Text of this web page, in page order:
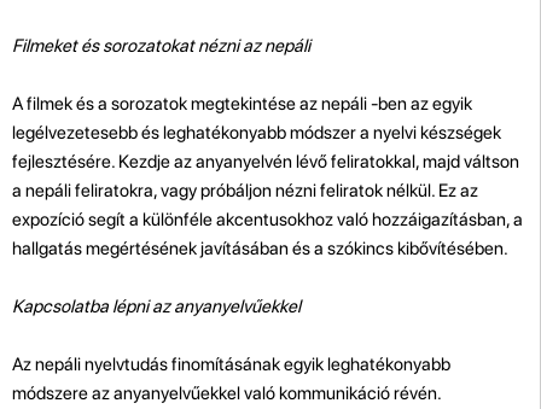
Filmeket és sorozatokat nézni az nepáli
A filmek és a sorozatok megtekintése az nepáli -ben az egyik
legélvezetesebb és leghatékonyabb módszer a nyelvi készségek
fejlesztésére. Kezdje az anyanyelvén lévő feliratokkal, majd váltson
a nepáli feliratokra, vagy próbáljon nézni feliratok nélkül. Ez az
expozíció segít a különféle akcentusokhoz való hozzáigazításban, a
hallgatás megértésének javításában és a szókincs kibővítésében.
Kapcsolatba lépni az anyanyelvűekkel
Az nepáli nyelvtudás finomításának egyik leghatékonyabb
módszere az anyanyelvűekkel való kommunikáció révén.